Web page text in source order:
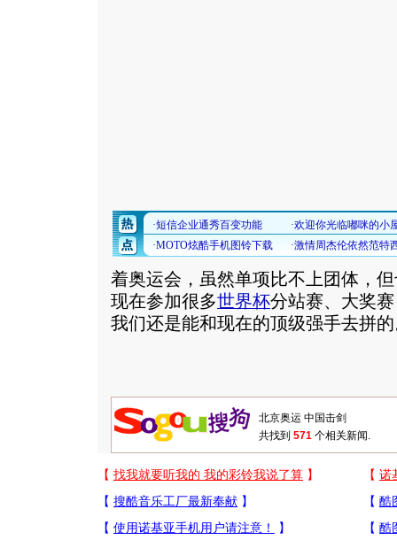
着奥运会，虽然单项比不上团体，
现在参加很多世界杯分站赛、大奖
我们还是能和现在的顶级强手去拼的
共找到 571 个相关新闻.